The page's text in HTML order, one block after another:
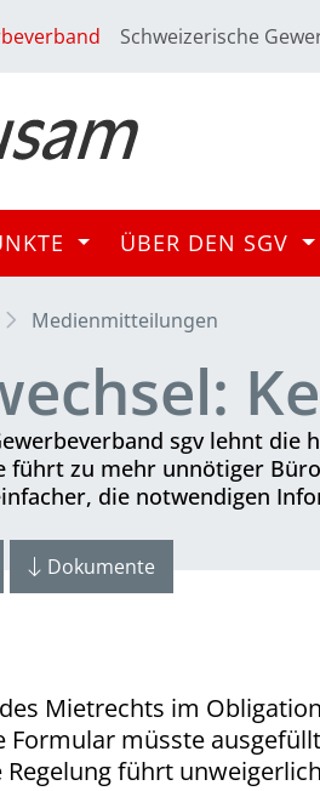
Schweizerische
ÜBER DEN SGV
Medienmitteilungen
sgv lehnt
führt zu mehr unnötiger
die notwendigen
Dokumente
Mietrechts im
Formular müsste
Regelung führt